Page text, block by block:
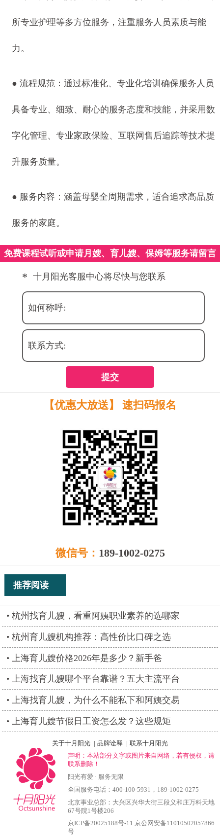
所专业护理等多方位服务，注重服务人员素质与能
力。
● 流程规范：通过标准化、专业化培训确保服务人员
具备专业、细致、耐心的服务态度和技能，并采用数
字化管理、专业家政保险、互联网售后追踪等技术提
升服务质量。
● 服务内容：涵盖母婴全周期需求，适合追求高品质
服务的家庭。
免费课程试听或申请月嫂、育儿嫂、保姆等服务请留言
* 十月阳光客服中心将尽快与您联系
如何称呼:
联系方式:
提交
【优惠大放送】 速扫码报名
微信号： 189-1002-0275
推荐阅读
杭州找育儿嫂，看重阿姨职业素养的选哪家
杭州育儿嫂机构推荐：高性价比口碑之选
上海育儿嫂价格2026年是多少？新手爸
上海找育儿嫂哪个平台靠谱？五大主流平台
上海找育儿嫂，为什么不能私下和阿姨交易
上海育儿嫂节假日工资怎么发？这些规矩
关于十月阳光 | 品牌诠释 | 联系十月阳光
声明：本站部分文字或图片来自网络，若有侵权，请
联系删除！
阳光有爱 · 服务无限
全国服务电话： 400-100-5931 ， 189-1002-0275
北京事业总部：大兴区兴华大街三段义和庄万科天地
67号院1号楼206
京ICP备20025188号-11 京公网安备11010502057866
号